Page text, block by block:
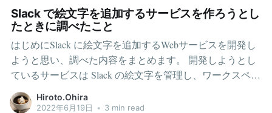
きます。それは縦回転はできないという情報と、縦回転
はできるという情報です。特に後者は Twitter でしばしば
目にすることができます。M1 発売当初は縦回転ができな
かったことは事実のようなので、どちらの情報も間違っ
ていないでしょう。当初はできず、あるときから修正さ
れ、M1
Slack で絵文字を追加するサービスを作ろうとし
たときに調べたこと
はじめにSlack に絵文字を追加するWebサービスを開発し
ようと思い、調べた内容をまとめます。 開発しようとし
ているサービスは Slack の絵文字を管理し、ワークスペー
スに一括 import できるサービスです。個人的には絵文字
の重要度を高く捉えており、コミュニケーションにおい
Hiroto.Ohira
2022年6月19日 • 3 min read